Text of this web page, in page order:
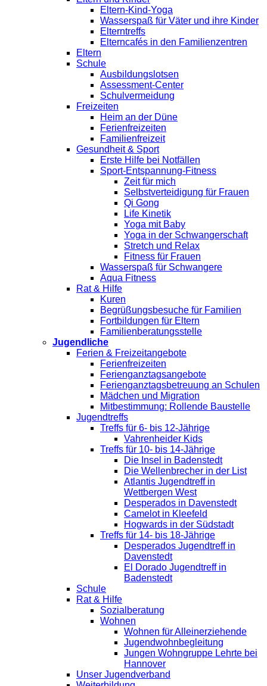
Eltern-Kind-Yoga
Wasserspaß für Väter und ihre Kinder
Elterntreffs
Elterncafés in den Familienzentren
Eltern
Schule
Ausbildungslotsen
Assessment-Center
Schulvermeidung
Freizeiten
Heim an der Düne
Ferienfreizeiten
Familienfreizeit
Gesundheit & Sport
Erste Hilfe bei Notfällen
Sport-Entspannung-Fitness
Zeit für mich
Selbstverteidigung für Frauen
Qi Gong
Life Kinetik
Yoga mit Baby
Yoga in der Schwangerschaft
Stretch und Relax
Fitness für Frauen
Wasserspaß für Schwangere
Aqua Fitness
Rat & Hilfe
Kuren
Begrüßungsbesuche für Familien
Fortbildungen für Eltern
Familienberatungsstelle
Jugendliche
Ferien & Freizeitangebote
Ferienfreizeiten
Ferienganztagsangebote
Ferienganztagsbetreuung an Schulen
Mädchen und Migration
Mitbestimmung: Rollende Baustelle
Jugendtreffs
Treffs für 6- bis 12-Jährige
Vahrenheider Kids
Treffs für 10- bis 14-Jährige
Die Insel in Badenstedt
Die Wellenbrecher in der List
Atlantis Jugendtreff in
Wettbergen West
Desperados in Davenstedt
Camelot in Kleefeld
Hogwards in der Südstadt
Treffs für 14- bis 18-Jährige
Desperados Jugendtreff in
Davenstedt
El Dorado Jugendtreff in
Badenstedt
Schule
Rat & Hilfe
Sozialberatung
Wohnen
Wohnen für Alleinerziehende
Jugendwohnbegleitung
Jungen Wohngruppe Lehrte bei
Hannover
Unser Jugendverband